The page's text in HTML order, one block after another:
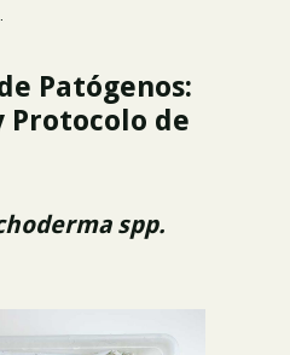
Patógenos:
de
spp.